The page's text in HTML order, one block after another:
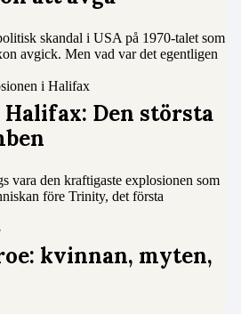
skandal i USA på 1970-talet som
avgick. Men vad var det egentligen
Den största
vara den kraftigaste explosionen som
före Trinity, det första
kvinnan, myten,